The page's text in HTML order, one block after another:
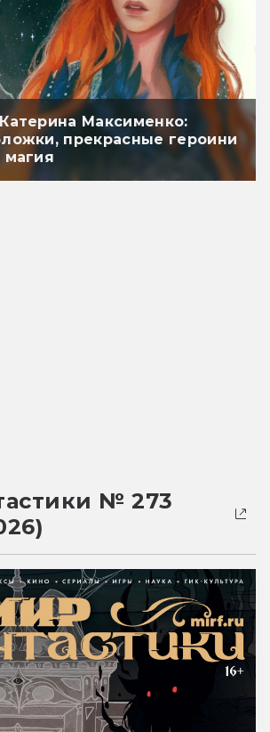
Максименко:
прекрасные героини
№ 273